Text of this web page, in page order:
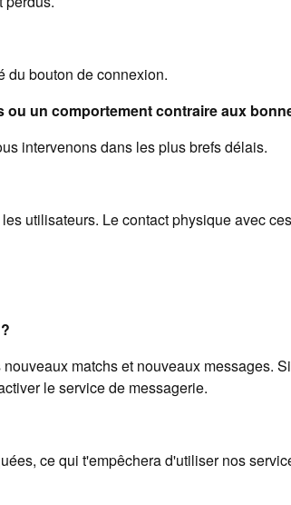
du bouton de connexion.
ou un comportement contraire aux
intervenons dans les plus brefs délais.
utilisateurs. Le contact physique avec
matchs et nouveaux messages.
le service de messagerie.
ce qui t'empêchera d'utiliser nos